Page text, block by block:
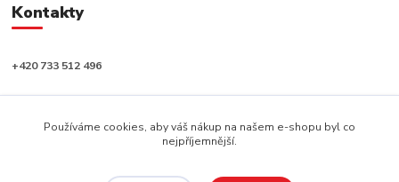
Kontakty
+420 733 512 496
info@capushop.cz
Používáme cookies, aby váš nákup na našem e-shopu byl co
nejpříjemnější.